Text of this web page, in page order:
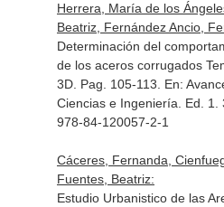
Herrera, María de los
Beatriz, Fernández Ancio,
Determinación del
de los aceros corrugados
3D. Pag. 105-113. En:
Ciencias e Ingeniería . Ed.
978-84-120057-2-1
Cáceres, Fernanda,
Fuentes, Beatriz:
Estudio Urbanistico de las